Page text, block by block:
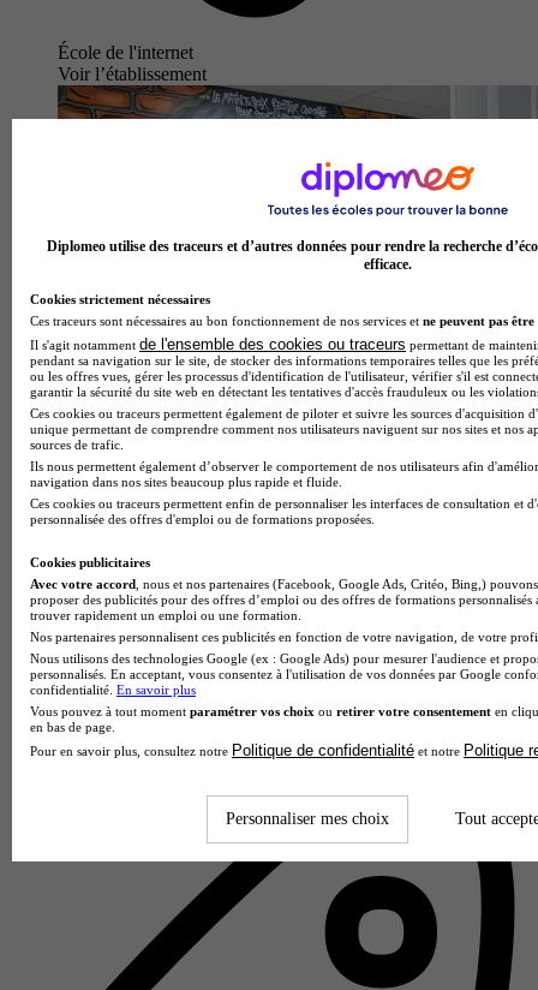
École de l'internet
Voir l’établissement
ECORIS - Chambery
5.0
3 avis
Diplomeo utilise des traceurs et d’autres données pour rendre la recherche
efficace.
Cookies strictement nécessaires
Ces traceurs sont nécessaires au bon fonctionnement de nos services et ne peuvent pas être
Il s'agit notamment de l'ensemble des cookies ou traceurs permettant de
pendant sa navigation sur le site, de stocker des informations temporaires telles que les
ou les offres vues, gérer les processus d'identification de l'utilisateur, vérifier s'il est
garantir la sécurité du site web en détectant les tentatives d'accès frauduleux ou les
Ces cookies ou traceurs permettent également de piloter et suivre les sources d'acquisition
unique permettant de comprendre comment nos utilisateurs naviguent sur nos sites et nos
sources de trafic.
Ils nous permettent également d’observer le comportement de nos utilisateurs afin
navigation dans nos sites beaucoup plus rapide et fluide.
Ces cookies ou traceurs permettent enfin de personnaliser les interfaces de consultation et
personnalisée des offres d'emploi ou de formations proposées.
Cookies publicitaires
Avec votre accord , nous et nos partenaires (Facebook, Google Ads, Critéo, Bing,)
proposer des publicités pour des offres d’emploi ou des offres de formations
trouver rapidement un emploi ou une formation.
Nos partenaires personnalisent ces publicités en fonction de votre navigation, de votre
Nous utilisons des technologies Google (ex : Google Ads) pour mesurer l'audience et
personnalisés. En acceptant, vous consentez à l'utilisation de vos données par Google
confidentialité. En savoir plus
Vous pouvez à tout moment paramétrer vos choix ou retirer votre consentement en
en bas de page.
Pour en savoir plus, consultez notre Politique de confidentialité et notre Politique
Personnaliser mes choix Tout